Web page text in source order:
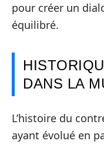
pour créer un
équilibré.
DANS LA
L’histoire du
ayant évolué en